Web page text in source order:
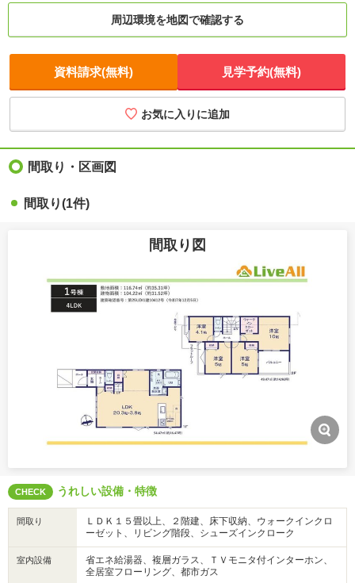
周辺環境を地図で確認する
資料請求(無料) 見学予約(無料)
お気に入りに追加
間取り・区画図
間取り(1件)
間取り図
CHECK うれしい設備・特徴
間取り
ＬＤＫ１５畳以上、２階建、床下収納、ウォークインクロ
ーゼット、リビング階段、シューズインクローク
室内設備
省エネ給湯器、複層ガラス、ＴＶモニタ付インターホン、
全居室フローリング、都市ガス